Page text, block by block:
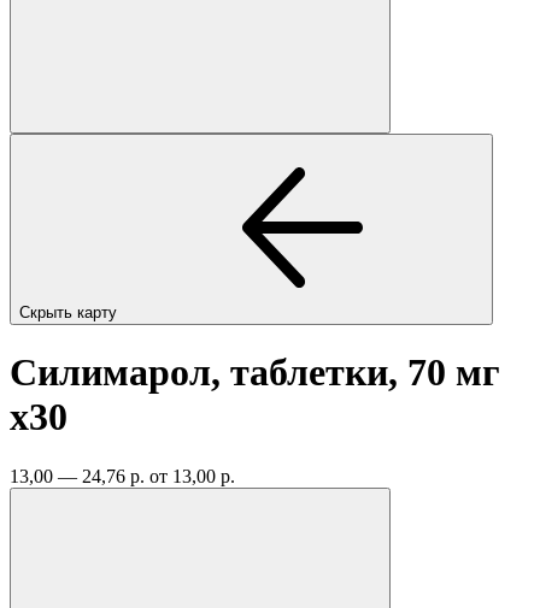
Скрыть карту
Силимарол, таблетки, 70 мг
x30
13,00 — 24,76 р. от 13,00 р.